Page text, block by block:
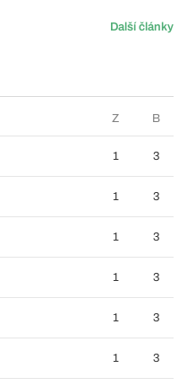
Další články
Z B
1 3
1 3
1 3
1 3
1 3
1 3